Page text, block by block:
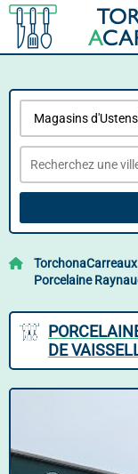
Porcelaine
DE